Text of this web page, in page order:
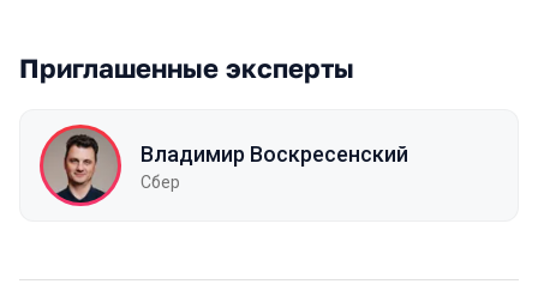
Приглашенные эксперты
Владимир Воскресенский
Сбер